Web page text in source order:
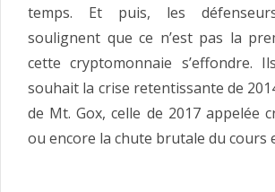
temps. Et puis, les
soulignent que ce n’est pas la
cette cryptomonnaie s’effondre.
souhait la crise retentissante de
de Mt. Gox, celle de 2017 appelée
ou encore la chute brutale du cours